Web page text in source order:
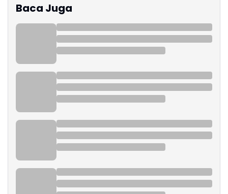
Baca Juga